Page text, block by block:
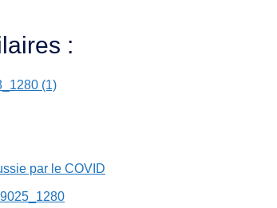
:
par le COVID